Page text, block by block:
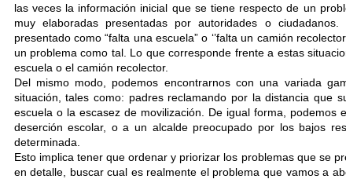
las veces la información inicial que se tiene respecto de un
muy elaboradas presentadas por autoridades o
presentado como “falta una escuela” o ‘’falta un camión
un problema como tal. Lo que corresponde frente a estas
escuela o el camión recolector.
Del mismo modo, podemos encontrarnos con una variada
situación, tales como: padres reclamando por la distancia que
escuela o la escasez de movilización. De igual forma, podemos
deserción escolar, o a un alcalde preocupado por los bajos
determinada.
Esto implica tener que ordenar y priorizar los problemas que se
en detalle, buscar cual es realmente el problema que vamos a